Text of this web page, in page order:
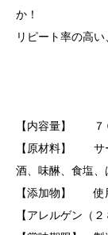
か！
リピート率の高
【内容量】 ７
【原材料】 サ
酒、味醂、食塩、
【添加物】 使
【アレルゲン